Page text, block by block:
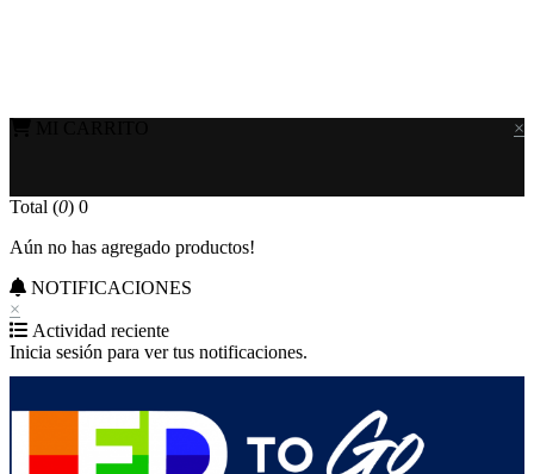
×
Total (0) 0
Aún no has agregado productos!
NOTIFICACIONES
×
Actividad reciente
Inicia sesión para ver tus notificaciones.